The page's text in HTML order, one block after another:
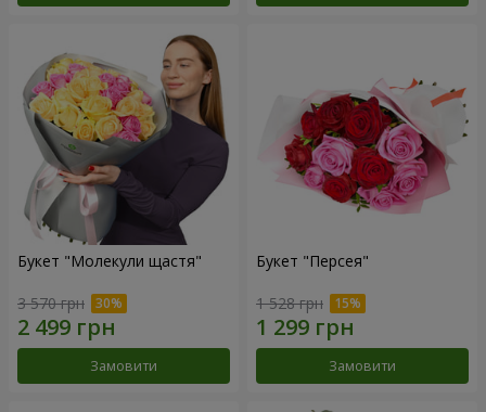
Букет "Молекули щастя"
3 570 грн
Замовити
Букет "Персея"
1 528 грн
Замовити